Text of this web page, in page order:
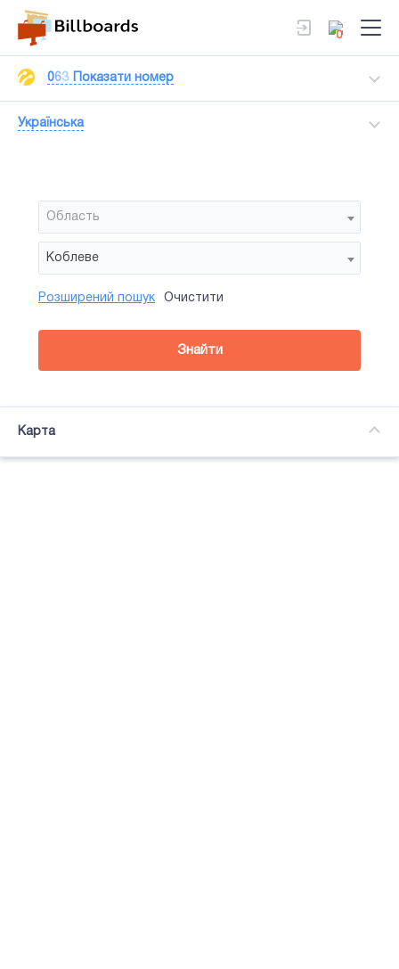
0
063 Показати номер
Українська
Область
Коблеве
Район
Сторона
Усi
Підсвітка
Розширений пошук Очистити
Знайти
Карта